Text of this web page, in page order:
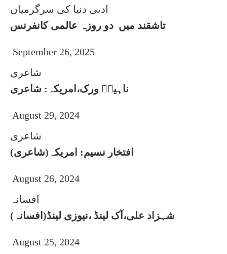
ادبی دنیا کی سرگرمیاں
تاشقند میں دو روزہ عالمی کانفرنس
September 26, 2025
شاعری
ناہیدؔ ورک،امریکہ: شاعری
August 29, 2024
شاعری
افتخار نسیم: امریکہ(شاعری)
August 26, 2024
افسانہ
شہزاد علی،آک لینڈ ،نیوزی لینڈ(افسانہ)
August 25, 2024